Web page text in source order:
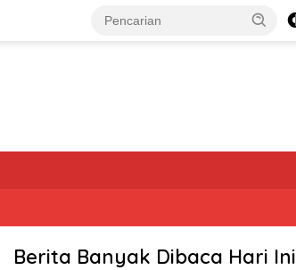
Berita Banyak Dibaca Hari Ini